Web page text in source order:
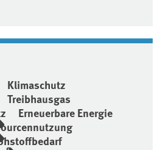
Klimaschutz
Treibhausgas
Erneuerbare Energie